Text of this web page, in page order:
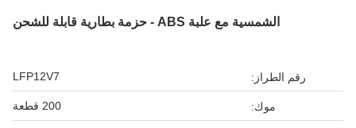
الشمسية مع علبة ABS - حزمة بطارية قابلة للشحن
رقم الطراز: LFP12V7
موك: 200 قطعة